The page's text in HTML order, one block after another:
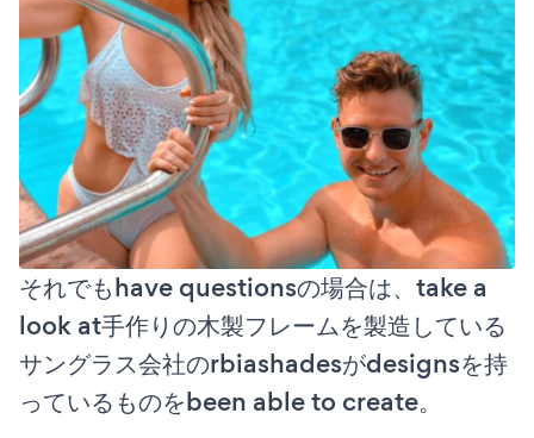
それでもhave questionsの場合は、take a
look at手作りの木製フレームを製造している
サングラス会社のrbiashadesがdesignsを持
っているものをbeen able to create。